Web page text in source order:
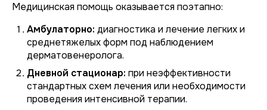
Медицинская помощь оказывается поэтапно:
Амбулаторно: диагностика и лечение легких и
среднетяжелых форм под наблюдением
дерматовенеролога.
Дневной стационар: при неэффективности
стандартных схем лечения или необходимости
проведения интенсивной терапии.